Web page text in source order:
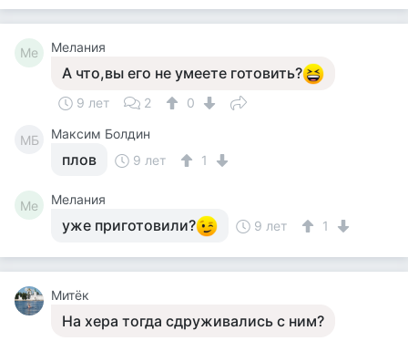
Ме Мелания
А что,вы его не умеете готовить?
9 лет 2 0
МБ Максим Болдин
плов 9 лет 1
Ме Мелания
уже приготовили? 9 лет 1
Митёк
На хера тогда сдруживались с ним?